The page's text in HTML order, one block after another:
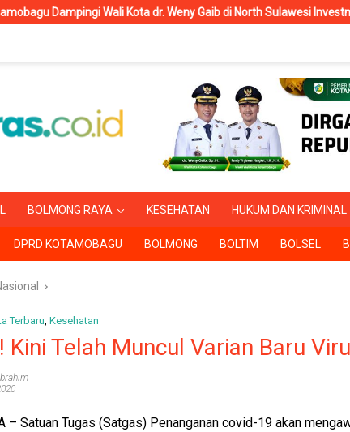
dr. Weny Gaib di North Sulawesi Investment Forum 2026
BOLMONG RAYA KESEHATAN HUKUM DAN KRIMINAL
DPRD KOTAMOBAGU BOLMONG BOLTIM BOLSEL
Terbaru, Kesehatan
Kini Telah Muncul Varian Baru
– Satuan Tugas (Satgas) Penanganan covid-19 akan